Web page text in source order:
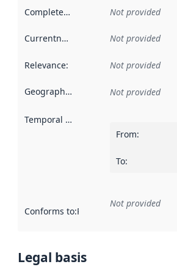
Completeness Not provided
Currentness Not provided
Relevance: Not provided
Geographical scope Not provided
Temporal scope
From:
To:
Conforms to:Reference to an
Not provided
Legal basis